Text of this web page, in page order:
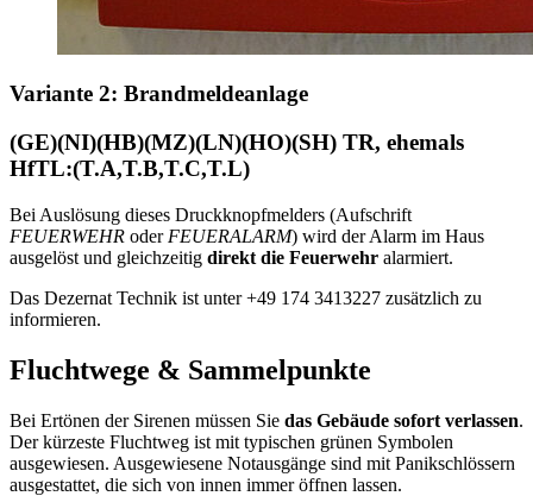
Variante 2: Brandmeldeanlage
(GE)(NI)(HB)(MZ)(LN)(HO)(SH) TR, ehemals
HfTL:(T.A,T.B,T.C,T.L)
Bei Auslösung dieses Druckknopfmelders (Aufschrift
FEUERWEHR oder FEUERALARM) wird der Alarm im Haus
ausgelöst und gleichzeitig direkt die Feuerwehr alarmiert.
Das Dezernat Technik ist unter +49 174 3413227 zusätzlich zu
informieren.
Fluchtwege & Sammelpunkte
Bei Ertönen der Sirenen müssen Sie das Gebäude sofort verlassen.
Der kürzeste Fluchtweg ist mit typischen grünen Symbolen
ausgewiesen. Ausgewiesene Notausgänge sind mit Panikschlössern
ausgestattet, die sich von innen immer öffnen lassen.